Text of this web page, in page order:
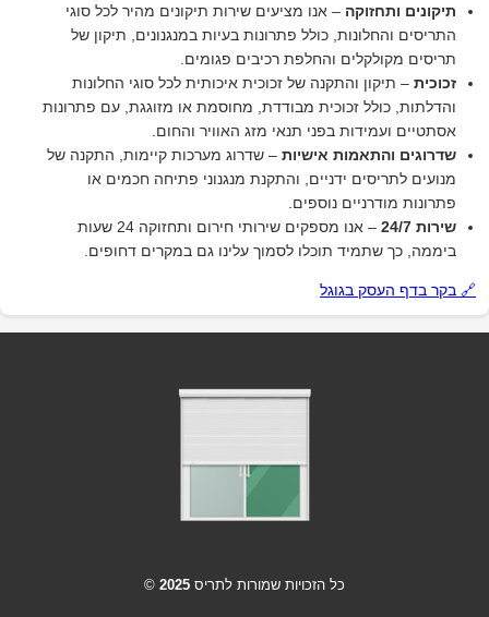
תיקונים ותחזוקה – אנו מציעים שירות תיקונים מהיר לכל סוגי
התריסים והחלונות, כולל פתרונות בעיות במנגנונים, תיקון של
תריסים מקולקלים והחלפת רכיבים פגומים.
זכוכית – תיקון והתקנה של זכוכית איכותית לכל סוגי החלונות
והדלתות, כולל זכוכית מבודדת, מחוסמת או מזוגגת, עם פתרונות
אסתטיים ועמידות בפני תנאי מזג האוויר והחום.
שדרוגים והתאמות אישיות – שדרוג מערכות קיימות, התקנה של
מנועים לתריסים ידניים, והתקנת מנגנוני פתיחה חכמים או
פתרונות מודרניים נוספים.
שירות 24/7
– אנו מספקים שירותי חירום ותחזוקה 24 שעות
ביממה, כך שתמיד תוכלו לסמוך עלינו גם במקרים דחופים.
🔗 בקר בדף העסק בגוגל
כל הזכויות שמורות לתריס 2025
©